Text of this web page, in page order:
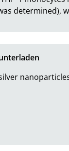
determined),